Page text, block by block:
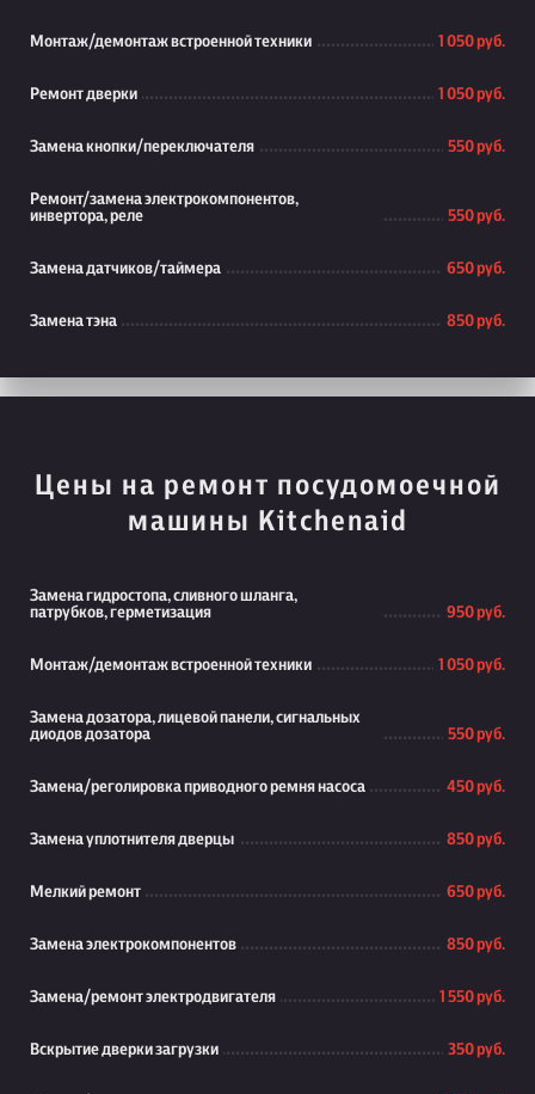
Монтаж/демонтаж встроенной техники 1 050 руб.
Ремонт дверки 1 050 руб.
Замена кнопки/переключателя 550 руб.
Ремонт/замена электрокомпонентов,
инвертора, реле
550 руб.
Замена датчиков/таймера 650 руб.
Замена тэна 850 руб.
Цены на ремонт посудомоечной
машины Kitchenaid
Замена гидростопа, сливного шланга,
патрубков, герметизация
950 руб.
Монтаж/демонтаж встроенной техники 1 050 руб.
Замена дозатора, лицевой панели, сигнальных
диодов дозатора
550 руб.
Замена/реголировка приводного ремня насоса 450 руб.
Замена уплотнителя дверцы 850 руб.
Мелкий ремонт 650 руб.
Замена электрокомпонентов 850 руб.
Замена/ремонт электродвигателя 1 550 руб.
Вскрытие дверки загрузки 350 руб.